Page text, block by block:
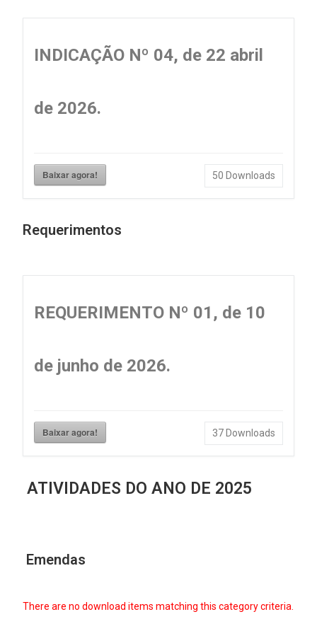
INDICAÇÃO Nº 04, de 22 abril
de 2026.
Baixar agora! 50 Downloads
Requerimentos
REQUERIMENTO Nº 01, de 10
de junho de 2026.
Baixar agora! 37Downloads
ATIVIDADES DO ANO DE 2025
Emendas
There are no download items matching this category criteria.